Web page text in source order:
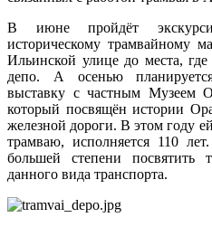
В июне пройдёт
историческому трамвайному
Ильинской улице до места, где
депо. А осенью
выставку с частным Музеем
который посвящён истории
железной дороги. В этом году
трамваю, исполняется 110
большей степени посвятить
данного вида транспорта.